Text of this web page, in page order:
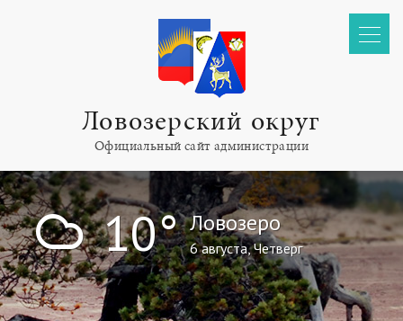
Ловозерский округ
Официальный сайт администрации
! 10° Ловозеро
6 августа, Четверг